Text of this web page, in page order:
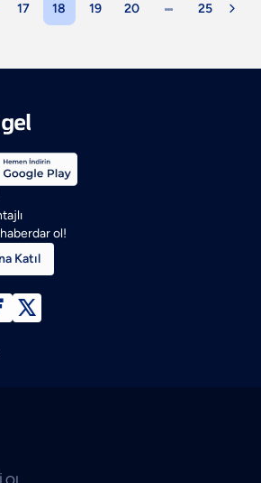
17 18 19 20 25 
ol!
Katıl
